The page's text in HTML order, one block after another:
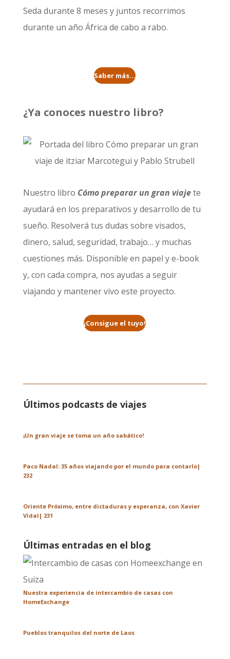
Seda durante 8 meses y juntos recorrimos
durante un año África de cabo a rabo.
Saber más...
¿Ya conoces nuestro libro?
Nuestro libro Cómo preparar un gran viajete
ayudará en los preparativos y desarrollo de tu
sueño. Resolverá tus dudas sobre visados,
dinero, salud, seguridad, trabajo… y muchas
cuestiones más. Disponible en papel y e-book
y, con cada compra, nos ayudas a seguir
viajando y mantener vivo este proyecto.
¡Consigue el tuyo!
Últimos podcasts de viajes
¡Un gran viaje se toma un año sabático!
Paco Nadal: 35 años viajando por el mundo para contarlo|
232
Oriente Próximo, entre dictaduras y esperanza, con Xavier
Vidal| 231
Últimas entradas en el blog
Nuestra experiencia de intercambio de casas con
HomeExchange
Pueblos tranquilos del norte de Laos